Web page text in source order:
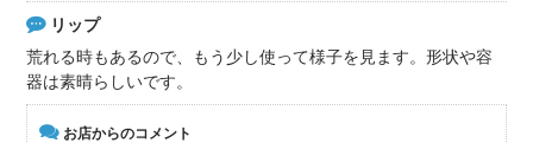
リップ
荒れる時もあるので、もう少し使って様子を見ます。形状や容
器は素晴らしいです。
お店からのコメント